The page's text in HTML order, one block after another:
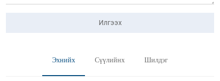
Илгээх
Эхнийх Сүүлийнх Шилдэг